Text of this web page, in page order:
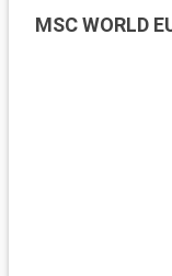
Schoelcher,
MSC WORLD